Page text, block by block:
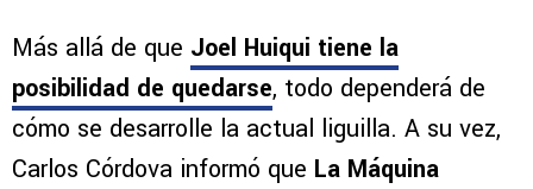
Más allá de que Joel Huiqui tiene la
posibilidad de quedarse, todo dependerá de
cómo se desarrolle la actual liguilla. A su vez,
Carlos Córdova informó que La Máquina